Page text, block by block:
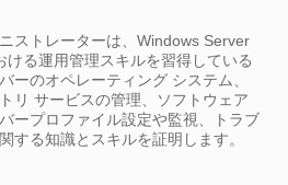
ストレーターは、Windows Server
る運用管理スキルを習得している
ーのオペレーティング システム、
リ サービスの管理、ソフトウェア
ープロファイル設定や監視、トラブ
する知識とスキルを証明します。